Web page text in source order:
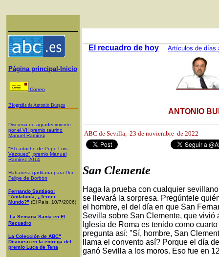
Página principal-Inicio
Correo
Biografía de Antonio Burgos
Discurso de agradecimiento
por el VII premio taurino
Manuel Ramírez
"El cartucho de Pepe Luis
Vázquez", premio Manuel
Ramírez 2014
Habanera gaditana para Don
Felipe de Borbón
Fernando Santiago:
"Andalucía, ¿Tercer
Mundo?" (El País, 10/7/2006)
La Semana Santa en El
Recuadro
La Colección de ABC"
Discurso en la entrega del
premio Luca de Tena
El recuadro de hoy Artículos de días
ANTONIO
ABC de Sevilla, 23 de noviembre de 2022
San Clemente
Haga la prueba con cualquier
se llevará la sorpresa. Pregúntele
el hombre, el del día en que San
Sevilla sobre San Clemente, que
Iglesia de Roma es tenido como
pregunta así: "Sí, hombre, San
llama el convento así? Porque el día
ganó Sevilla a los moros. Eso fue en